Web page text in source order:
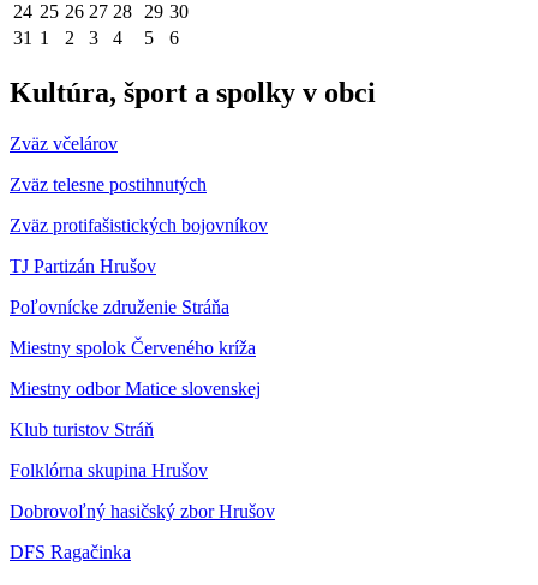
24 25 26 27 28 29 30
31 1 2 3 4 5 6
Kultúra, šport a spolky v obci
Zväz včelárov
Zväz telesne postihnutých
Zväz protifašistických bojovníkov
TJ Partizán Hrušov
Poľovnícke združenie Stráňa
Miestny spolok Červeného kríža
Miestny odbor Matice slovenskej
Klub turistov Stráň
Folklórna skupina Hrušov
Dobrovoľný hasičský zbor Hrušov
DFS Ragačinka